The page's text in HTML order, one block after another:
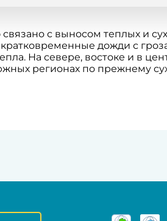
с выносом теплых и
дожди с
На севере, востоке и в
регионах по прежнему